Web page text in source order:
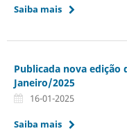
Saiba mais
Publicada nova edição
Janeiro/2025
16-01-2025
Saiba mais